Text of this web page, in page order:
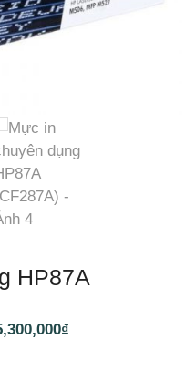
HP87A
₫